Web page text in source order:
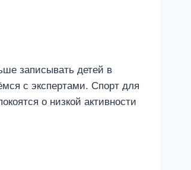
записывать детей в
с экспертами. Спорт для
о низкой активности